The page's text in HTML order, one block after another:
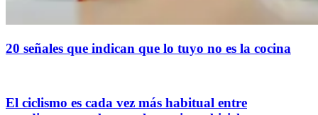
20 señales que indican que lo tuyo no es la cocina
El ciclismo es cada vez más habitual entre